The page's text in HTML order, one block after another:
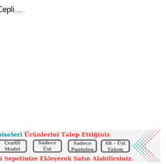
Lacivert İçi Polarlı Ve Çok Cepli Kışlık Şişme İş Yeleği